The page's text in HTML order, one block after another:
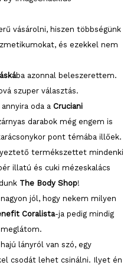
vásárolni, hiszen többségünk
és ezekkel nem
ba azonnal beleszerettem.
szuper választás.
oda a Cruciani
darabok még engem is
pont témába illőek.
termékszettet mindenki
illatú és cuki mézeskalács
The Body Shop!
jól, hogy nekem milyen
Coralista-ja pedig mindig
meglátom.
lányról van szó, egy
csodát lehet csinálni. Ilyet én